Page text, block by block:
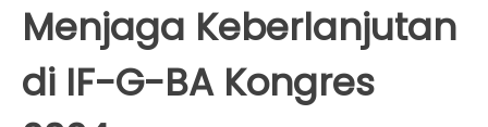
Menjaga Keberlanjutan
di IF-G-BA Kongres